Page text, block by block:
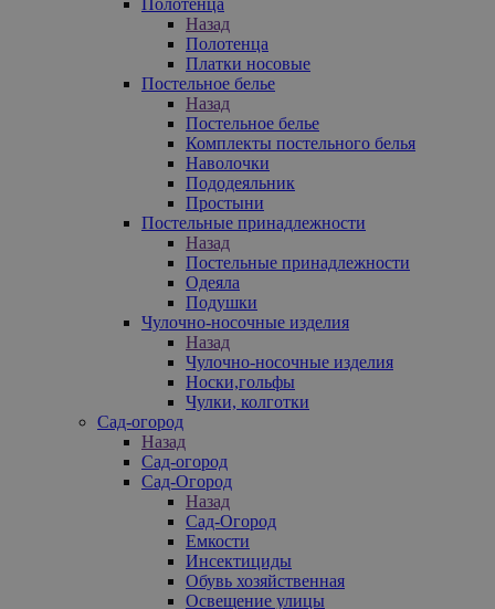
Назад
Полотенца
Платки носовые
Постельное белье
Назад
Постельное белье
Комплекты постельного белья
Наволочки
Пододеяльник
Простыни
Постельные принадлежности
Назад
Постельные принадлежности
Одеяла
Подушки
Чулочно-носочные изделия
Назад
Чулочно-носочные изделия
Носки,гольфы
Чулки, колготки
Сад-огород
Назад
Сад-огород
Сад-Огород
Назад
Сад-Огород
Емкости
Инсектициды
Обувь хозяйственная
Освещение улицы